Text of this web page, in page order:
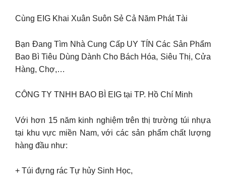
Cùng EIG Khai Xuân Suôn Sẻ Cả Năm Phát Tài
Bạn Đang Tìm Nhà Cung Cấp UY TÍN Các Sản Phẩm
Bao Bì Tiêu Dùng Dành Cho Bách Hóa, Siêu Thị, Cửa
Hàng, Chợ,…
CÔNG TY TNHH BAO BÌ EIG tại TP. Hồ Chí Minh
Với hơn 15 năm kinh nghiệm trên thị trường túi nhựa
tại khu vực miền Nam, với các sản phẩm chất lượng
hàng đầu như:
+ Túi đựng rác Tự hủy Sinh Học,